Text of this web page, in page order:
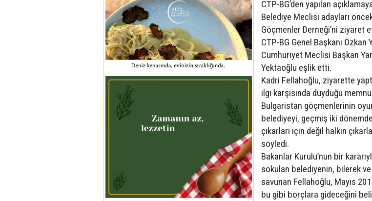
CTP-BG’den yapılan
Belediye Meclisi adayları
Göçmenler Derneği’ni ziyaret
CTP-BG Genel Başkanı Özkan
Cumhuriyet Meclisi Başkan
Yektaoğlu eşlik etti.
Kadri Fellahoğlu, ziyarette
ilgi karşısında duyduğu
Bulgaristan göçmenlerinin
belediyeyi, geçmiş iki
çıkarları için değil halkın
söyledi.
Bakanlar Kurulu’nun bir
sokulan belediyenin, bilerek ve
savunan Fellahoğlu, Mayıs
bu gibi borçlara gideceğini